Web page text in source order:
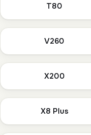
T80
V260
X200
X8 Plus